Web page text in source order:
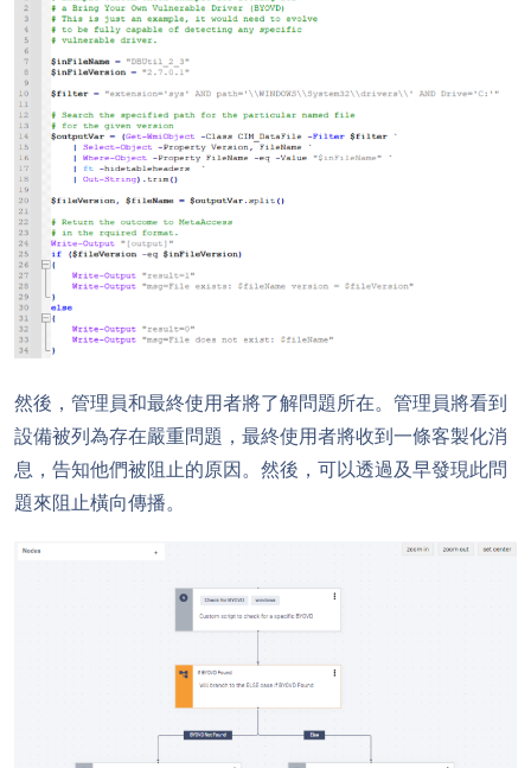
然後，管理員和最終使用者將了解問題所在。管理員將看到
設備被列為存在嚴重問題，最終使用者將收到一條客製化消
息，告知他們被阻止的原因。然後，可以透過及早發現此問
題來阻止橫向傳播。